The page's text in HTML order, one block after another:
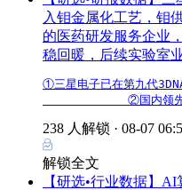
入钼金属化工艺，钼
的医药研发服务企业
稳回暖，后续实验室
①三星电子已在第九代
②国内领先
238 人解锁 · 08-07
解锁全文
【研选•行业数据】